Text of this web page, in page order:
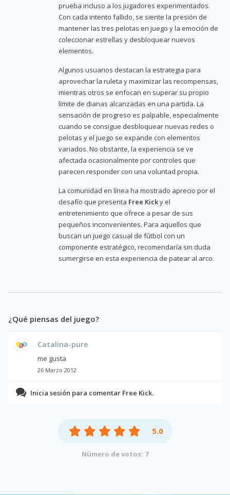
prueba incluso a los jugadores experimentados.
Con cada intento fallido, se siente la presión de
mantener las tres pelotas en juego y la emoción de
coleccionar estrellas y desbloquear nuevos
elementos.
Algunos usuarios destacan la estrategia para
aprovechar la ruleta y maximizar las recompensas,
mientras otros se enfocan en superar su propio
límite de dianas alcanzadas en una partida. La
sensación de progreso es palpable, especialmente
cuando se consigue desbloquear nuevas redes o
pelotas y el juego se expande con elementos
variados. No obstante, la experiencia se ve
afectada ocasionalmente por controles que
parecen responder con una voluntad propia.
La comunidad en línea ha mostrado aprecio por el
desafío que presenta Free Kicky el
entretenimiento que ofrece a pesar de sus
pequeños inconvenientes. Para aquellos que
buscan un juego casual de fútbol con un
componente estratégico, recomendaría sin duda
sumergirse en esta experiencia de patear al arco.
¿Qué piensas del juego?
Catalina-pure
me gusta
26 Marzo 2012
Inicia sesión para comentar Free Kick.
5.0
Número de votos: 7